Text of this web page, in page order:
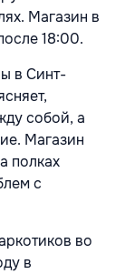
Магазин в
18:00.
в Синт-
собой, а
Магазин
полках
с
во
в